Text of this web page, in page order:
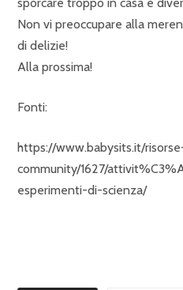
Non vi preoccupare alla
di delizie!
Alla prossima!
Fonti:
https://www.babysits.it/
community/1627/
esperimenti-di-scienza/